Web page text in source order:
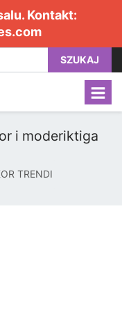
Kontakt:
SZUKAJ
i moderiktiga
TRENDI